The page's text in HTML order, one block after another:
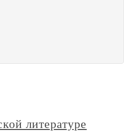
литературе